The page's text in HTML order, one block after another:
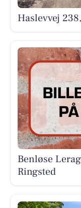
Haslevvej
Benløse
Ringsted